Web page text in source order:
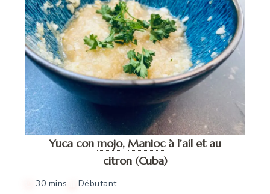
Yuca con mojo, Manioc à l’ail et au
citron (Cuba)
30 mins Débutant